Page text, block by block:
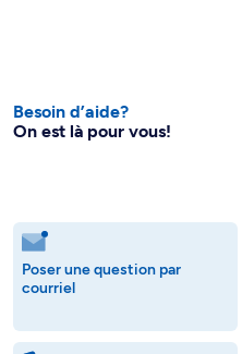
Besoin d’aide?
On est là pour vous!
Poser une question par
courriel